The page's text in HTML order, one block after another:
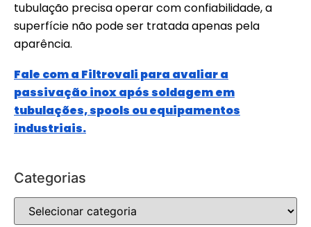
tubulação precisa operar com confiabilidade, a
superfície não pode ser tratada apenas pela
aparência.
Fale com a Filtrovali para avaliar a
passivação inox após soldagem em
tubulações, spools ou equipamentos
industriais.
Categorias